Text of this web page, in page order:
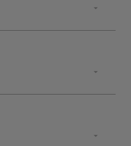
y comercialización